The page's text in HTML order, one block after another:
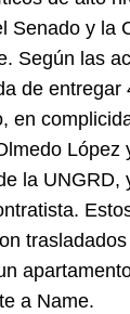
Senado y la
Según las
de entregar
en
López
la UNGRD,
a Name.